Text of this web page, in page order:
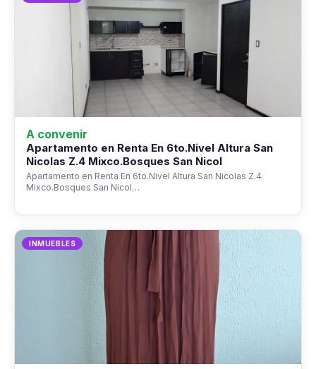
A convenir
Apartamento en Renta En 6to.Nivel Altura San
Nicolas Z.4 Mixco.Bosques San Nicol
Apartamento en Renta En 6to.Nivel Altura San Nicolas Z.4
Mixco.Bosques San Nicol…
INMUEBLES